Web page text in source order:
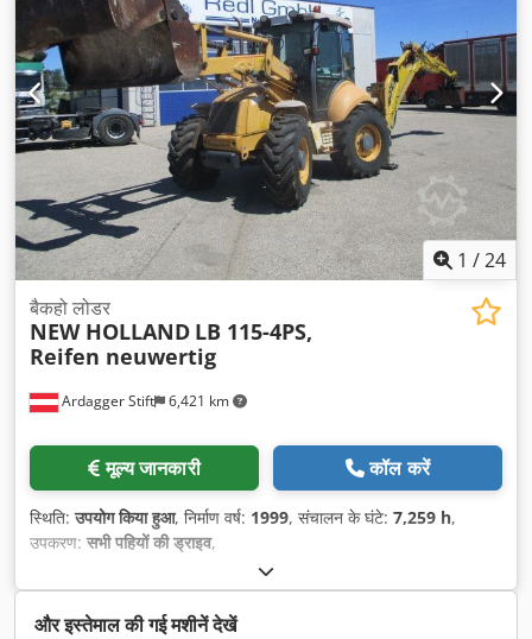
1 /24
Ardagger Stift 6,421 km
बैकहो लोडर
NEW HOLLAND LB 115-4PS,
Reifen neuwertig
मूल्य जानकारी कॉल करें
स्थिति:उपयोग किया हुआ, निर्माण वर्ष: 1999, संचालन के घंटे: 7,259 h,
उपकरण: सभी पहियों की ड्राइव,
और इस्तेमाल की गई मशीनें देखें